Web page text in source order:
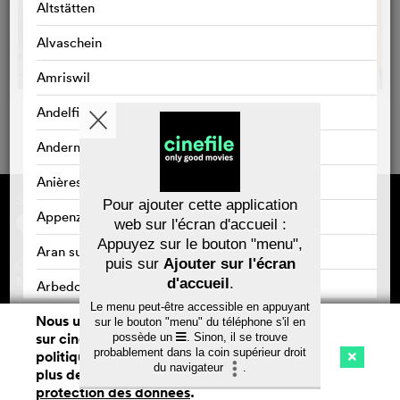
Cinéma Streaming Watchlist (
Altstätten
Alvaschein
Amriswil
Andelfingen
Andermatt
Anières
Appenzell
Aran sur Vilette
Arbedo
Arbedo-Castione
Arbon
Arlesheim
Sauvegarder
Sponsorisé par
Contact
Mentions légales
Confidentialité des données
À propos de cinefile
S'inscrire/s'abonner
Newsletter
FAQ
Bons-cadeaux
Nous utilisons des cookies. En naviguant
sur cinefile.ch, vous acceptez notre
politique d'utilisation des cookies. Pour
plus de détails, voir notredéclaration de
protection des données.
Pour ajouter cette application
web sur l'écran d'accueil :
Appuyez sur le bouton "menu",
puis sur Ajouter sur l'écran
d'accueil.
Le menu peut-être accessible en appuyant
sur le bouton "menu" du téléphone s'il en
possède un
. Sinon, il se trouve
probablement dans la coin supérieur droit
du navigateur
.